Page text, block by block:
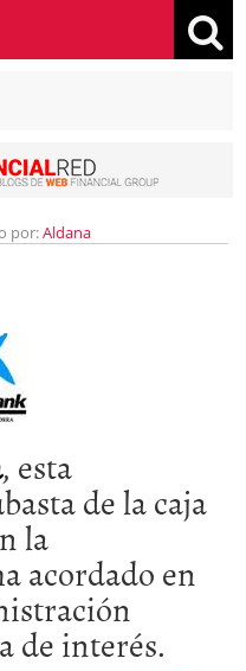
por:Aldana
, esta
de la caja
la
acordado en
de interés.